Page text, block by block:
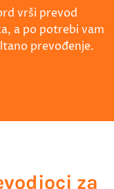
vrši prevod
a po potrebi vam
prevođenje.
za